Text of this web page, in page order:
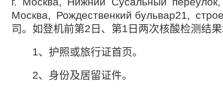
Москва, Рождественкий бульвар21,
司。 如登机前第2 日、第1 日两次核酸检测结
1、护照或旅行证首页。
2、身份及居留证件。